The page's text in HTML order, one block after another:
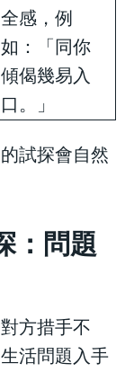
全感，例
如：「同你
傾偈幾易入
口。」
試探會自然
：問題
方措手不
活問題入手